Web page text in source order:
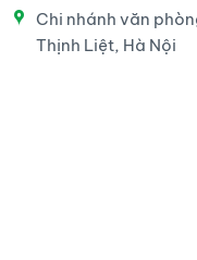
Chi nhánh văn
Thịnh Liệt, Hà Nội